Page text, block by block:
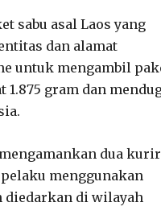
sabu asal Laos yang
dan alamat
untuk mengambil
gram dan
dua kurir
menggunakan
diedarkan di wilayah